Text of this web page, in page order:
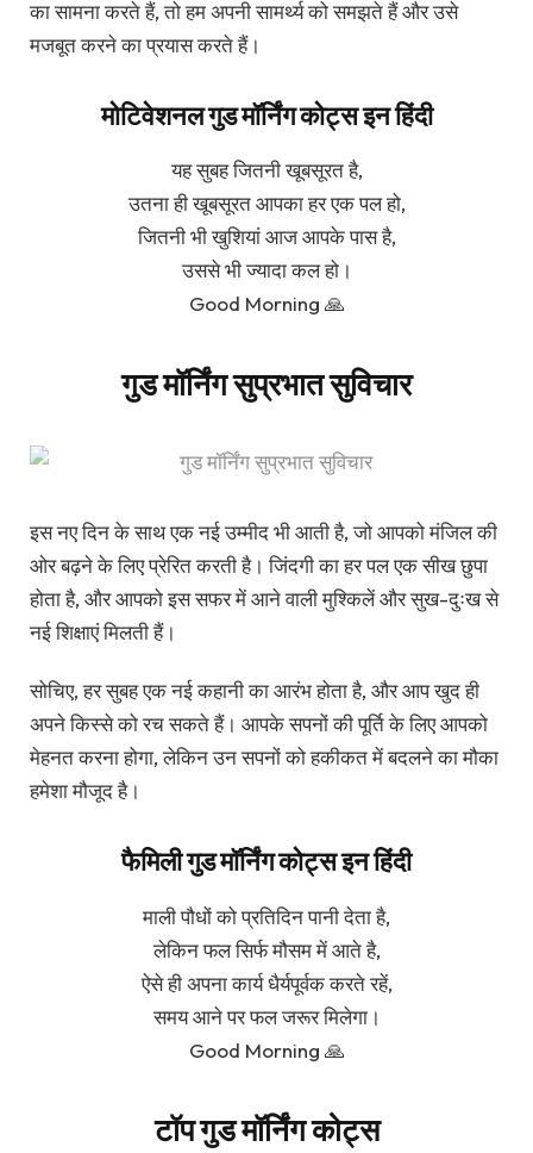
का सामना करते हैं, तो हम अपनी सामर्थ्य को समझते हैं और उसे
मजबूत करने का प्रयास करते हैं।
मोटिवेशनल गुड मॉर्निंग कोट्स इन हिंदी
यह सुबह जितनी खूबसूरत है,
उतना ही खूबसूरत आपका हर एक पल हो,
जितनी भी खुशियां आज आपके पास है,
उससे भी ज्यादा कल हो।
Good Morning 🙏
गुड मॉर्निंग सुप्रभात सुविचार
इस नए दिन के साथ एक नई उम्मीद भी आती है, जो आपको मंजिल की
ओर बढ़ने के लिए प्रेरित करती है। जिंदगी का हर पल एक सीख छुपा
होता है, और आपको इस सफर में आने वाली मुश्किलें और सुख-दुःख से
नई शिक्षाएं मिलती हैं।
सोचिए, हर सुबह एक नई कहानी का आरंभ होता है, और आप खुद ही
अपने किस्से को रच सकते हैं। आपके सपनों की पूर्ति के लिए आपको
मेहनत करना होगा, लेकिन उन सपनों को हकीकत में बदलने का मौका
हमेशा मौजूद है।
फैमिली गुड मॉर्निंग कोट्स इन हिंदी
माली पौधों को प्रतिदिन पानी देता है,
लेकिन फल सिर्फ मौसम में आते है,
ऐसे ही अपना कार्य धैर्यपूर्वक करते रहें,
समय आने पर फल जरूर मिलेगा।
Good Morning 🙏
टॉप गुड मॉर्निंग कोट्स